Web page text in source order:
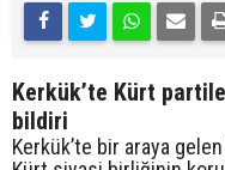
Kerkük’te Kürt
bildiri
Kerkük’te bir araya